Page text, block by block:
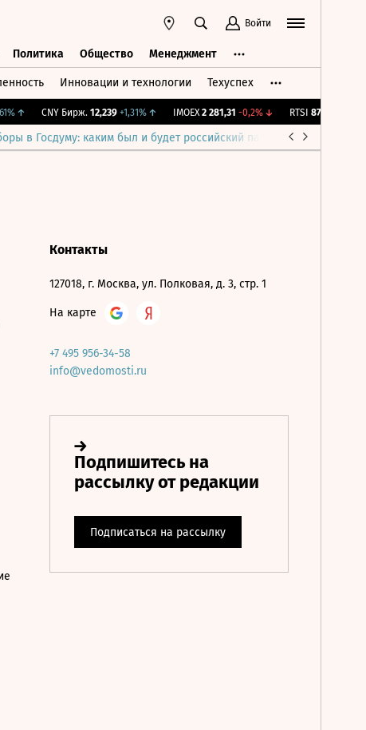
Войти
Политика Общество Менеджмент
Инновации и технологии Техуспех
↑ CNY Бирж. 12,239 +1,31%↑ IMOEX 2 281,31 -0,2%↓ RTSI 874,64
в Госдуму: каким был и будет российский парламент
Контакты
127018, г. Москва, ул. Полковая, д. 3, стр. 1
На карте
+7 495 956-34-58
info@vedomosti.ru